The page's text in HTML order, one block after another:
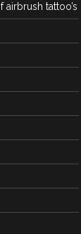
tattoo’s